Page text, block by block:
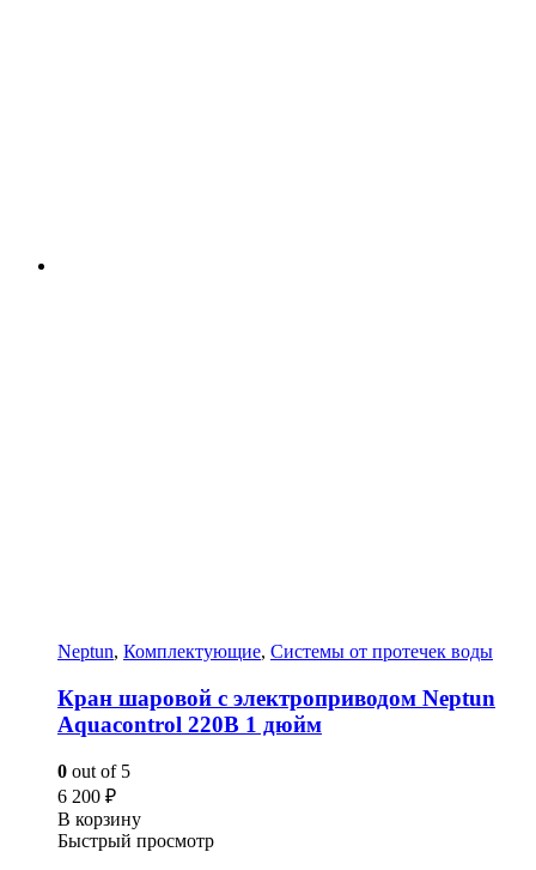
Neptun, Комплектующие, Системы от протечек воды
Кран шаровой с электроприводом Neptun
Aquacontrol 220В 1 дюйм
0 out of 5
6 200 ₽
В корзину
Быстрый просмотр